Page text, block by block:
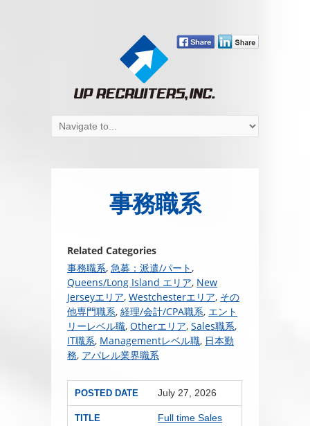
事務職系
Related Categories
事務職系,急募：派遣/パート,
Queens/Long Island エリア, New
Jerseyエリア,Westchesterエリア, その
他専門職系,経理/会計/CPA職系, エント
リーレベル職,Otherエリア,Sales職系,
IT職系, Managementレベル職, 日本勤
務, アパレル業界職系
POSTED DATE July 27, 2026
TITLE
Full time Sales